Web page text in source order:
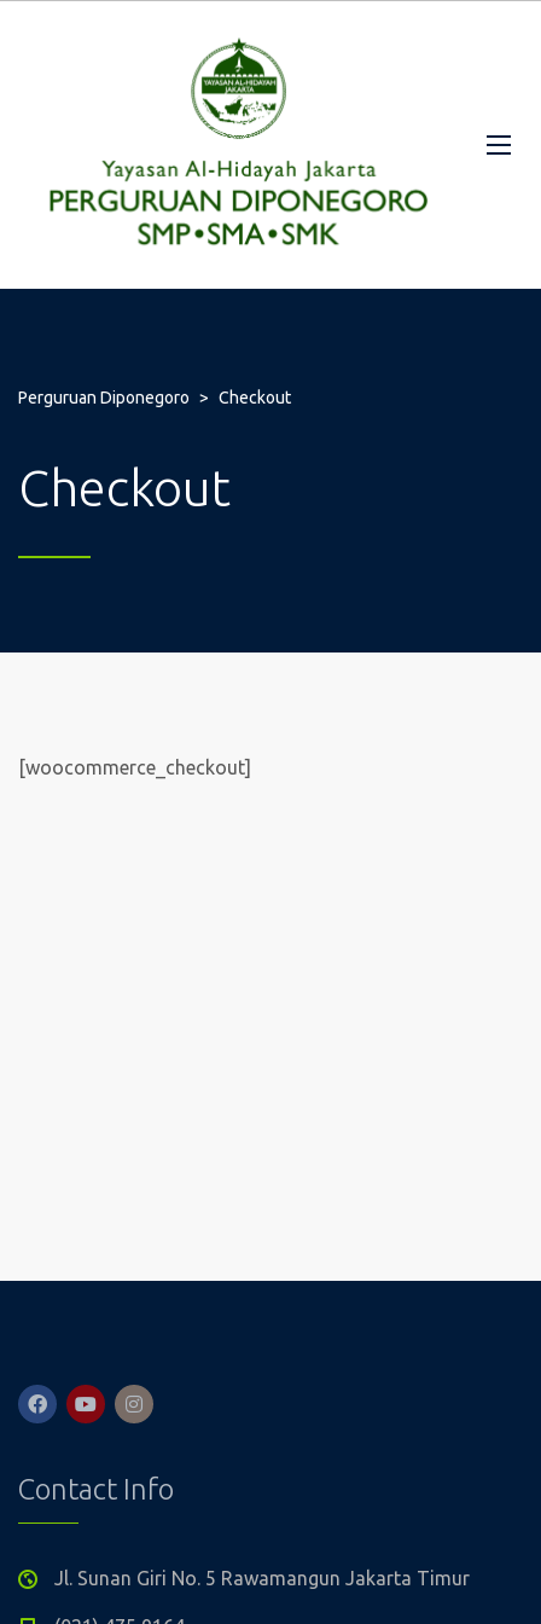
Perguruan Diponegoro > Checkout
Checkout
[woocommerce_checkout]
Contact Info
Jl. Sunan Giri No. 5 Rawamangun Jakarta Timur